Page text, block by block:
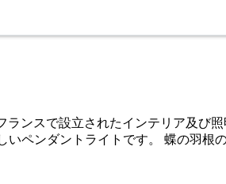
ンスで設立されたインテリア及び
ペンダントライトです。 蝶の羽